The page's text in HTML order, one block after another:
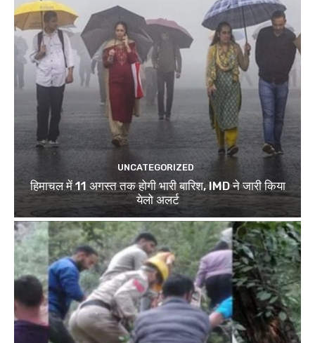
UNCATEGORIZED
हिमाचल में 11 अगस्त तक होगी भारी बारिश, IMD ने जारी किया
येलो अलर्ट